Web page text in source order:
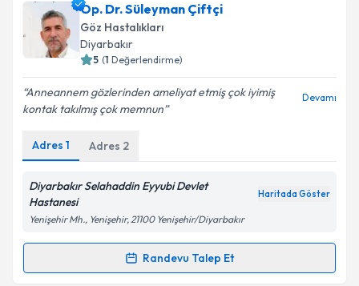
Op. Dr. Süleyman Çiftçi
Göz Hastalıkları
Diyarbakır
5 (1 Değerlendirme)
Anneannem gözlerinden ameliyat etmiş çok iyimiş
kontak takılmış çok memnun
Devamı
Adres 1 Adres 2
Diyarbakır Selahaddin Eyyubi Devlet
Hastanesi
Haritada Göster
Yenişehir Mh., Yenişehir, 21100 Yenişehir/Diyarbakır
Randevu Talep Et
Randevu Takvimi Talebi